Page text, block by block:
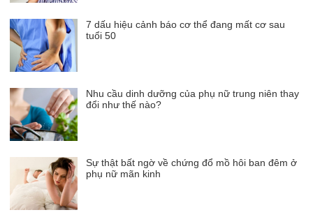
7 dấu hiệu cảnh báo cơ thể đang mất cơ sau
tuổi 50
Nhu cầu dinh dưỡng của phụ nữ trung niên thay
đổi như thế nào?
Sự thật bất ngờ về chứng đổ mồ hôi ban đêm ở
phụ nữ mãn kinh